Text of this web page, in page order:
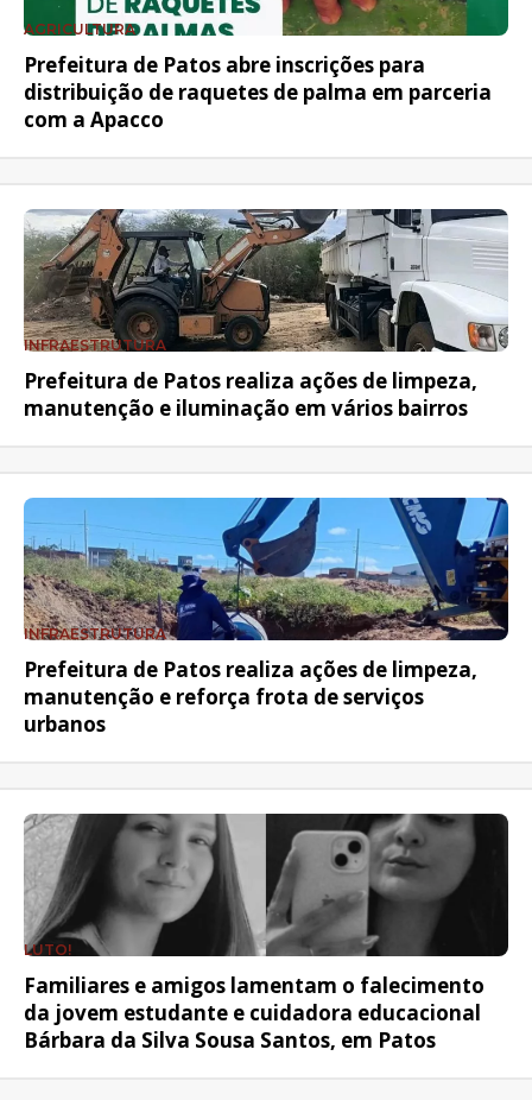
AGRICULTURA
Prefeitura de Patos abre inscrições para
distribuição de raquetes de palma em parceria
com a Apacco
INFRAESTRUTURA
Prefeitura de Patos realiza ações de limpeza,
manutenção e iluminação em vários bairros
INFRAESTRUTURA
Prefeitura de Patos realiza ações de limpeza,
manutenção e reforça frota de serviços
urbanos
LUTO!
Familiares e amigos lamentam o falecimento
da jovem estudante e cuidadora educacional
Bárbara da Silva Sousa Santos, em Patos